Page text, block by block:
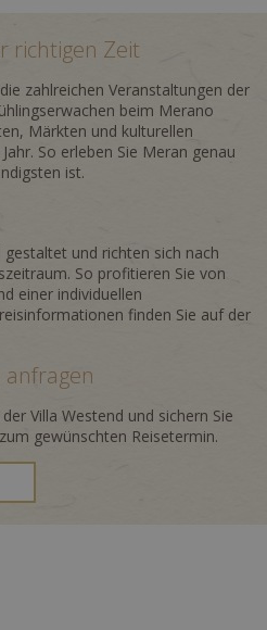
richtigen Zeit
zahlreichen Veranstaltungen der
beim Merano
Märkten und kulturellen
So erleben Sie Meran genau
ist.
und richten sich nach
So profitieren Sie von
einer individuellen
finden Sie auf der
Villa Westend und sichern Sie
gewünschten Reisetermin.